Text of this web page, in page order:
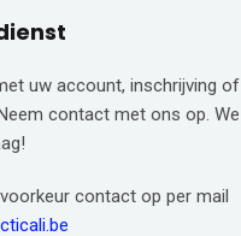
uw account, inschrijving of
contact met ons op. We
contact op per mail